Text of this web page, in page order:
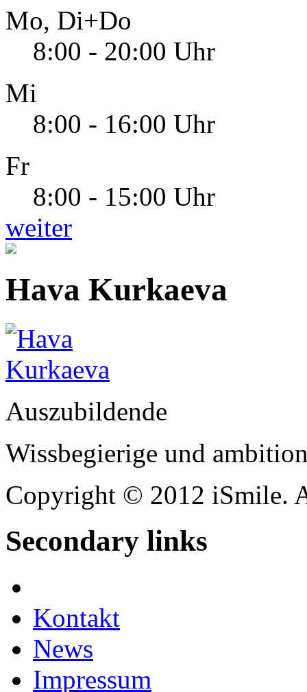
Mo, Di+Do
8:00 - 20:00 Uhr
Mi
8:00 - 16:00 Uhr
Fr
8:00 - 15:00 Uhr
weiter
Hava Kurkaeva
Auszubildende
Wissbegierige und
Copyright © 2012 iSmile.
Secondary links
Kontakt
News
Impressum